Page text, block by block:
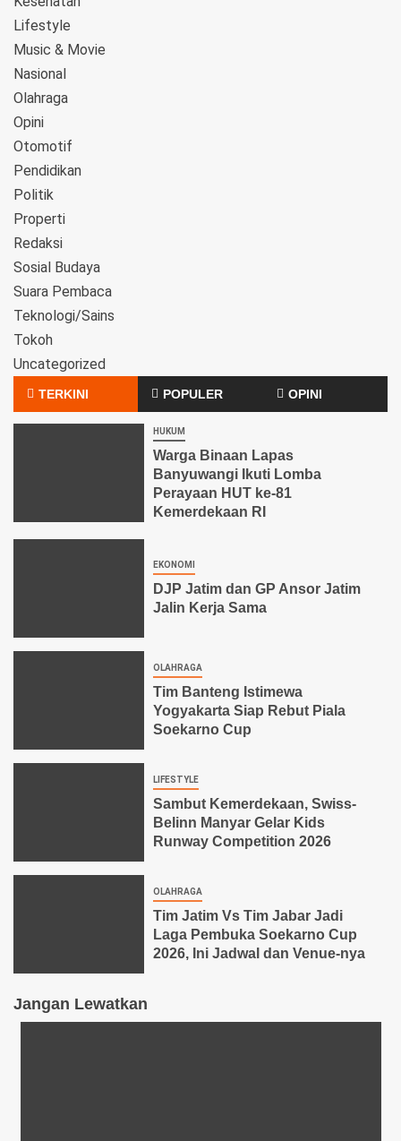
Lifestyle
Music & Movie
Nasional
Olahraga
Opini
Otomotif
Pendidikan
Politik
Properti
Redaksi
Sosial Budaya
Suara Pembaca
Teknologi/Sains
Tokoh
Uncategorized
TERKINI POPULER OPINI
HUKUM
Warga Binaan Lapas
Banyuwangi Ikuti Lomba
Perayaan HUT ke-81
Kemerdekaan RI
EKONOMI
DJP Jatim dan GP Ansor Jatim
Jalin Kerja Sama
OLAHRAGA
Tim Banteng Istimewa
Yogyakarta Siap Rebut Piala
Soekarno Cup
LIFESTYLE
Sambut Kemerdekaan, Swiss-
Belinn Manyar Gelar Kids
Runway Competition 2026
OLAHRAGA
Tim Jatim Vs Tim Jabar Jadi
Laga Pembuka Soekarno Cup
2026, Ini Jadwal dan Venue-nya
Jangan Lewatkan